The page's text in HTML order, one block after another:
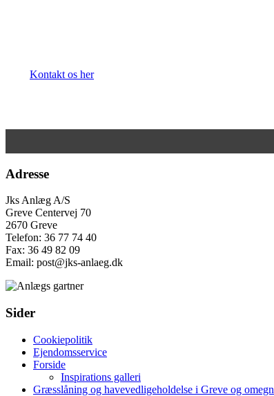
Kontakt os her
Adresse
Jks Anlæg A/S
Greve Centervej 70
2670 Greve
Telefon: 36 77 74 40
Fax: 36 49 82 09
Email: post@jks-anlaeg.dk
Sider
Cookiepolitik
Ejendomsservice
Forside
Inspirations galleri
Græsslåning og havevedligeholdelse i Greve og omegn